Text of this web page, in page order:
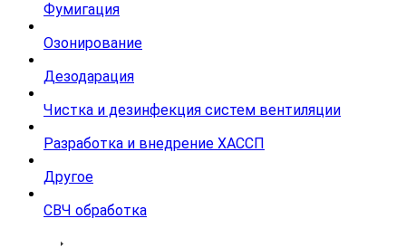
Фумигация
Озонирование
Дезодарация
Чистка и дезинфекция систем вентиляции
Разработка и внедрение ХАССП
Другое
СВЧ обработка